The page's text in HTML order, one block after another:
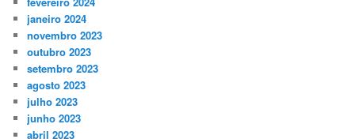
janeiro 2024
novembro 2023
outubro 2023
setembro 2023
agosto 2023
julho 2023
junho 2023
abril 2023